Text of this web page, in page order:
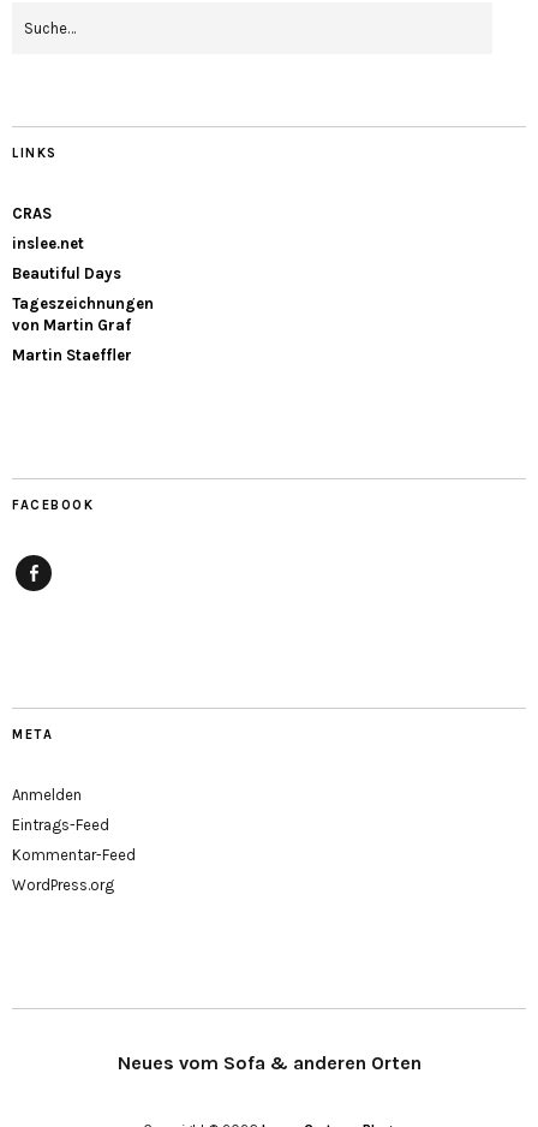
LINKS
CRAS
inslee.net
Beautiful Days
Tageszeichnungen
von Martin Graf
Martin Staeffler
FACEBOOK
META
Anmelden
Eintrags-Feed
Kommentar-Feed
WordPress.org
Neues vom Sofa & anderen Orten